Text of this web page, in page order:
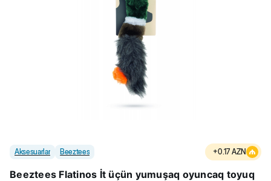
Aksesuarlar Beeztees +0.17 AZN
Beeztees Flatinos İt üçün yumuşaq oyuncaq toyuq